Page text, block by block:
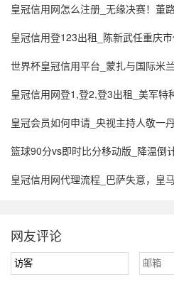
皇冠信用网怎么注册_无缘决赛！董路：没能阻击外国
皇冠信用登123出租_陈新武任重庆
世界杯皇冠信用平台_蒙扎与国际米兰达成协议：750万欧元
皇冠信用网登1,登2,登3出租_美军特种作战部队正蓄势待发，派
皇冠会员如何申请_央视主持人敬一丹被曝突发脑溢血紧急送医
篮球90分vs即时比分移动版_降温倒计时！8月1日起西安小
皇冠信用网代理流程_巴萨失意，皇马喜获四大新星：迪奥曼德
网友评论